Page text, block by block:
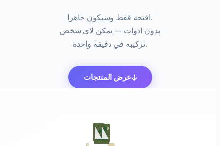
افتحه فقط وسيكون جاهزا.
بدون ادوات — يمكن لاي شخص
تركيبه في دقيقة واحدة.
عرض المنتجات